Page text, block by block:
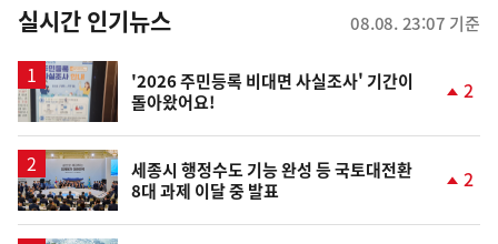
뉴
스
실시간 인기뉴스 08.08. 23:07 기준
'2026 주민등록 비대면 사실조사' 기간이
돌아왔어요!
2
세종시 행정수도 기능 완성 등 국토대전환
8대 과제 이달 중 발표
2